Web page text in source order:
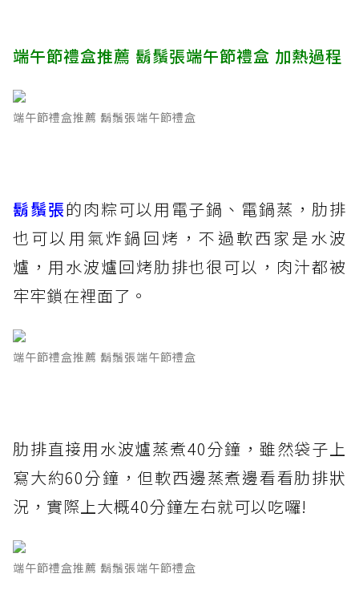
端午節禮盒推薦 鬍鬚張端午節禮盒 加熱過程
端午節禮盒推薦 鬍鬚張端午節禮盒
鬍鬚張的肉粽可以用電子鍋、電鍋蒸，肋排
也可以用氣炸鍋回烤，不過軟西家是水波
爐，用水波爐回烤肋排也很可以，肉汁都被
牢牢鎖在裡面了。
端午節禮盒推薦 鬍鬚張端午節禮盒
肋排直接用水波爐蒸煮40分鐘，雖然袋子上
寫大約60分鐘，但軟西邊蒸煮邊看看肋排狀
況，實際上大概40分鐘左右就可以吃囉!
端午節禮盒推薦 鬍鬚張端午節禮盒